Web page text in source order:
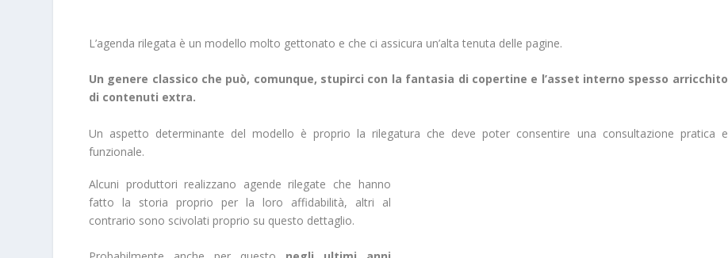
L’agenda rilegata è un modello molto gettonato e che ci assicura un’alta tenuta delle pagine.
Un genere classico che può, comunque, stupirci con la fantasia di copertine e l’asset interno spesso arricchito
di contenuti extra.
Un aspetto determinante del modello è proprio la rilegatura che deve poter consentire una consultazione pratica e
funzionale.
Alcuni produttori realizzano agende rilegate che hanno
fatto la storia proprio per la loro affidabilità, altri al
contrario sono scivolati proprio su questo dettaglio.